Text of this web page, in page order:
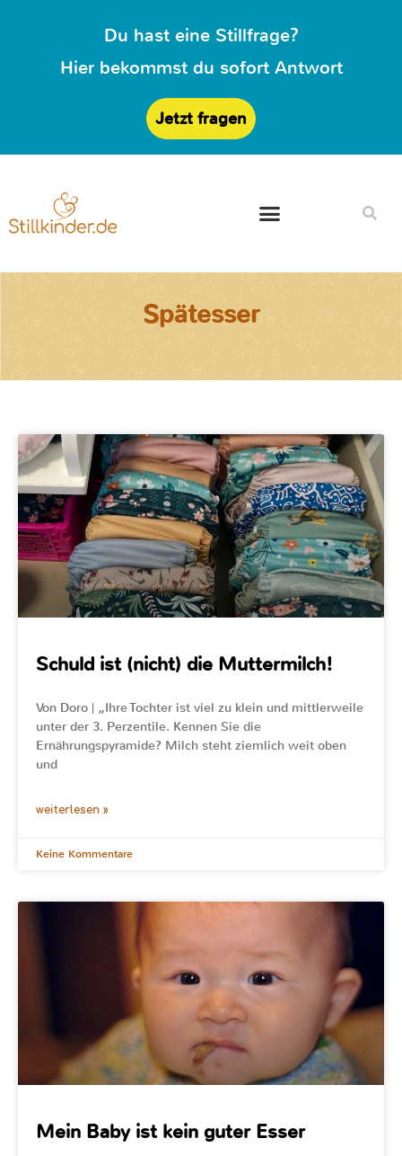
Du hast eine Stillfrage?
Hier bekommst du sofort Antwort
Jetzt fragen
Spätesser
Schuld ist (nicht) die Muttermilch!
Von Doro | „Ihre Tochter ist viel zu klein und mittlerweile
unter der 3. Perzentile. Kennen Sie die
Ernährungspyramide? Milch steht ziemlich weit oben
und
weiterlesen »
Keine Kommentare
Mein Baby ist kein guter Esser